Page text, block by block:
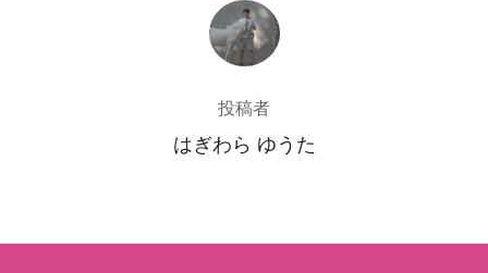
投稿者
投稿者
はぎわら ゆうた